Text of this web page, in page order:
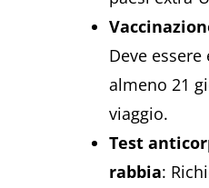
Deve
almeno 21
viaggio.
Test
rabbia: